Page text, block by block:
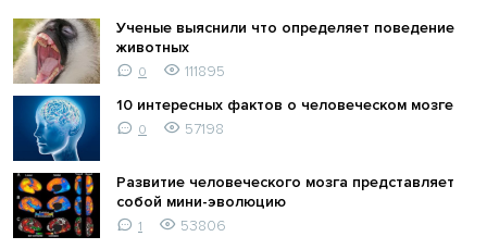
Ученые выяснили что определяет поведение
животных
0
111895
10 интересных фактов о человеческом мозге
0 57198
Развитие человеческого мозга представляет
собой мини-эволюцию
1
53806